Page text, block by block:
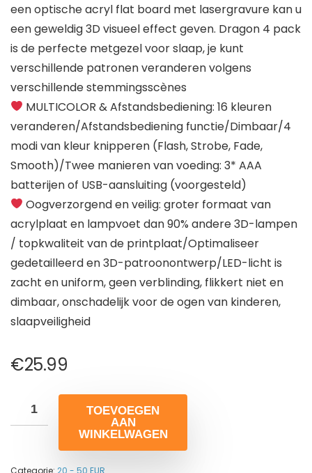
een optische acryl flat board met lasergravure kan u
een geweldig 3D visueel effect geven. Dragon 4 pack
is de perfecte metgezel voor slaap, je kunt
verschillende patronen veranderen volgens
verschillende stemmingsscènes
MULTICOLOR & Afstandsbediening: 16 kleuren
veranderen/Afstandsbediening functie/Dimbaar/4
modi van kleur knipperen (Flash, Strobe, Fade,
Smooth)/Twee manieren van voeding: 3* AAA
batterijen of USB-aansluiting (voorgesteld)
Oogverzorgend en veilig: groter formaat van
acrylplaat en lampvoet dan 90% andere 3D-lampen
/ topkwaliteit van de printplaat/Optimaliseer
gedetailleerd en 3D-patroonontwerp/LED-licht is
zacht en uniform, geen verblinding, flikkert niet en
dimbaar, onschadelijk voor de ogen van kinderen,
slaapveiligheid
€25.99
TOEVOEGEN
AAN
WINKELWAGEN
Categorie: 20 - 50 EUR